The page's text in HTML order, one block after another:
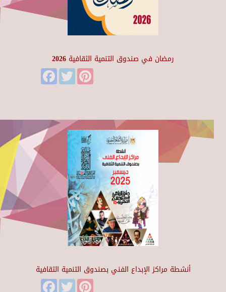
رمضان في صندوق التنمية الثقافية 2026
FacebookTwitter
أنشطة مراكز الإبداع الفني بصندوق التنمية الثقافية
FacebookTwitter